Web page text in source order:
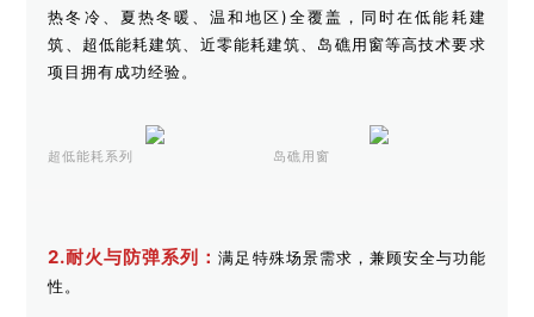
热冬冷、夏热冬暖、温和地区)全覆盖，同时在低能耗建
筑、超低能耗建筑、近零能耗建筑、岛礁用窗等高技术要求
项目拥有成功经验。
超低能耗系列 岛礁用窗
2.耐火与防弹系列：满足特殊场景需求，兼顾安全与功能
性。